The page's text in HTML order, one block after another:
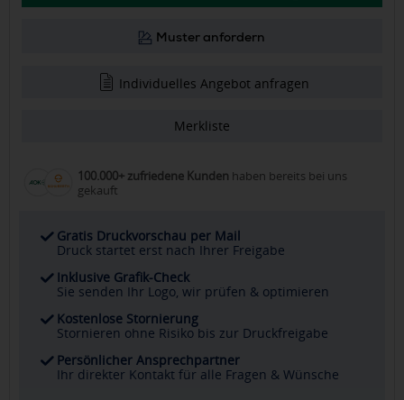
Muster anfordern
Individuelles Angebot anfragen
Merkliste
100.000+ zufriedene Kunden haben bereits bei uns
gekauft
Gratis Druckvorschau per Mail
Druck startet erst nach Ihrer Freigabe
Inklusive Grafik-Check
Sie senden Ihr Logo, wir prüfen & optimieren
Kostenlose Stornierung
Stornieren ohne Risiko bis zur Druckfreigabe
Persönlicher Ansprechpartner
Ihr direkter Kontakt für alle Fragen & Wünsche